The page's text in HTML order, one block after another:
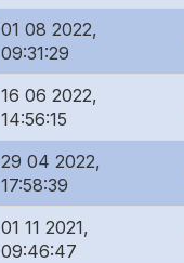
01 08 2022,
09:31:29
16 06 2022,
14:56:15
29 04 2022,
17:58:39
01 11 2021,
09:46:47